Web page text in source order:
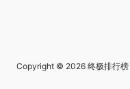
Copyright © 2026 终极排行榜